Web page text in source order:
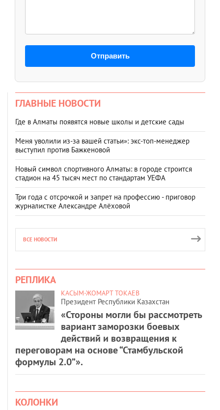
Отправить
ГЛАВНЫЕ НОВОСТИ
Где в Алматы появятся новые школы и детские сады
Меня уволили из-за вашей статьи»: экс-топ-менеджер
выступил против Бажкеновой
Новый символ спортивного Алматы: в городе строится
стадион на 45 тысяч мест по стандартам УЕФА
Три года с отсрочкой и запрет на профессию - приговор
журналистке Александре Алёховой
ВСЕ НОВОСТИ
РЕПЛИКА
КАСЫМ-ЖОМАРТ ТОКАЕВ
Президент Республики Казахстан
«Стороны могли бы рассмотреть
вариант заморозки боевых
действий и возвращения к
переговорам на основе “Стамбульской
формулы 2.0”».
КОЛОНКИ